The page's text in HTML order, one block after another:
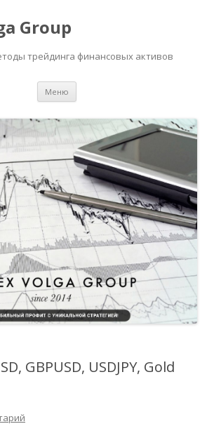
Group
трейдинга финансовых активов
Меню
GBPUSD, USDJPY, Gold